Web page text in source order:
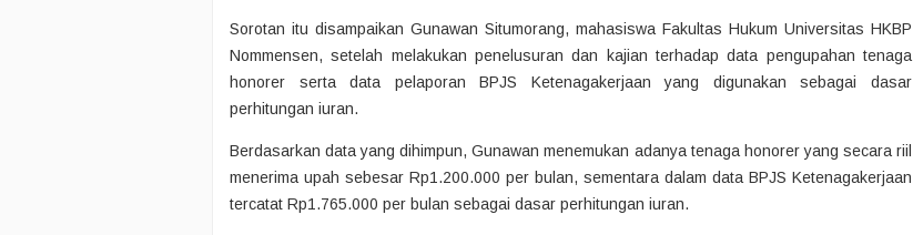
Sorotan itu disampaikan Gunawan Situmorang, mahasiswa Fakultas Hukum Universitas HKBP
Nommensen, setelah melakukan penelusuran dan kajian terhadap data pengupahan tenaga
honorer serta data pelaporan BPJS Ketenagakerjaan yang digunakan sebagai dasar
perhitungan iuran.
Berdasarkan data yang dihimpun, Gunawan menemukan adanya tenaga honorer yang secara riil
menerima upah sebesar Rp1.200.000 per bulan, sementara dalam data BPJS Ketenagakerjaan
tercatat Rp1.765.000 per bulan sebagai dasar perhitungan iuran.